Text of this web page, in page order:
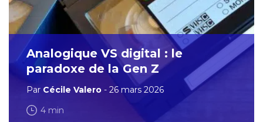
Analogique VS digital : le
paradoxe de la Gen Z
Par Cécile Valero - 26 mars 2026
4 min